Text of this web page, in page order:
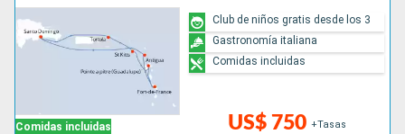
Comidas incluidas US$ 750 +Tasas
Club de niños gratis desde los 3
Gastronomía italiana
Comidas incluidas